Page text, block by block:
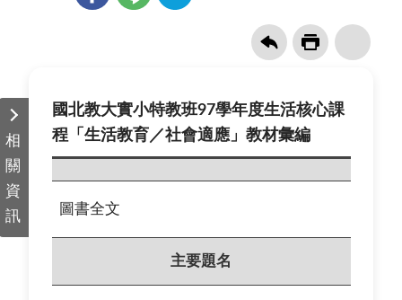
相
關
資
訊
國北教大實小特教班97學年度生活核心課
程「生活教育／社會適應」教材彙編
圖書全文
主要題名